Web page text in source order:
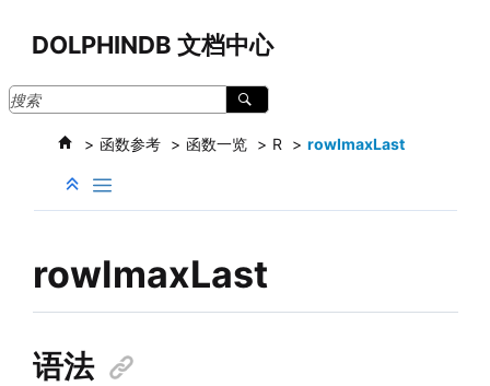
DOLPHINDB 文档中心
函数参考 函数一览 R rowImaxLast
rowImaxLast
语法